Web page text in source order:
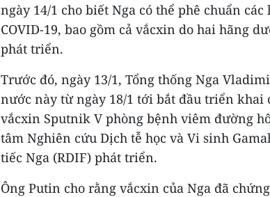
ngày 14/1 cho biết Nga có thể phê chuẩn
COVID-19, bao gồm cả vắcxin do hai hãng
phát triển.
Trước đó, ngày 13/1, Tổng thống Nga
nước này từ ngày 18/1 tới bắt đầu triển
vắcxin Sputnik V phòng bệnh viêm đường
tâm Nghiên cứu Dịch tễ học và Vi sinh
tiếc Nga (RDIF) phát triển.
Ông Putin cho rằng vắcxin của Nga đã